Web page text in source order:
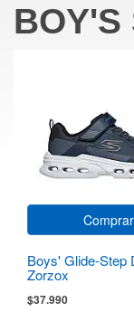
BOY'S
Comprar
Boys' Glide-Step
Zorzox
$37.990